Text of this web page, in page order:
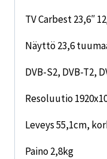
TV Carbest 23,6″
Näyttö 23,6
DVB-S2, DVB-T2,
Resoluutio
Leveys 55,1cm,
Paino 2,8kg